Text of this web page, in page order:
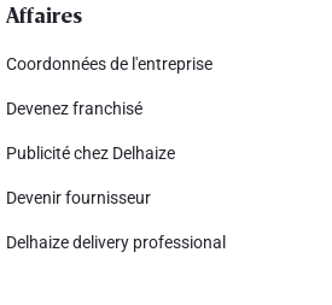
Affaires
Coordonnées de l'entreprise
Devenez franchisé
Publicité chez Delhaize
Devenir fournisseur
Delhaize delivery professional